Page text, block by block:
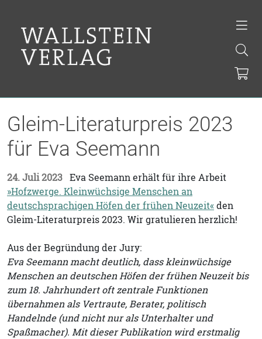
Gleim-Literaturpreis 2023
für Eva Seemann
24. Juli 2023 Eva Seemann erhält für ihre Arbeit
»Hofzwerge. Kleinwüchsige Menschen an
deutschsprachigen Höfen der frühen Neuzeit«den
Gleim-Literaturpreis 2023. Wir gratulieren herzlich!
Aus der Begründung der Jury:
Eva Seemann macht deutlich, dass kleinwüchsige
Menschen an deutschen Höfen der frühen Neuzeit bis
zum 18. Jahrhundert oft zentrale Funktionen
übernahmen als Vertraute, Berater, politisch
Handelnde (und nicht nur als Unterhalter und
Spaßmacher). Mit dieser Publikation wird erstmalig